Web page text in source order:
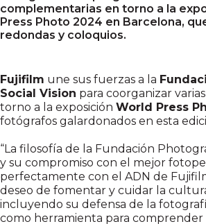
complementarias en torno a la
Press Photo 2024 en Barcelona,
redondas y coloquios.
Fujifilm une sus fuerzas a la
Social Vision para coorganizar
torno a la exposición World Press
fotógrafos galardonados en esta
“La filosofía de la Fundación
y su compromiso con el mejor
perfectamente con el ADN de
deseo de fomentar y cuidar la
incluyendo su defensa de la
como herramienta para comprender